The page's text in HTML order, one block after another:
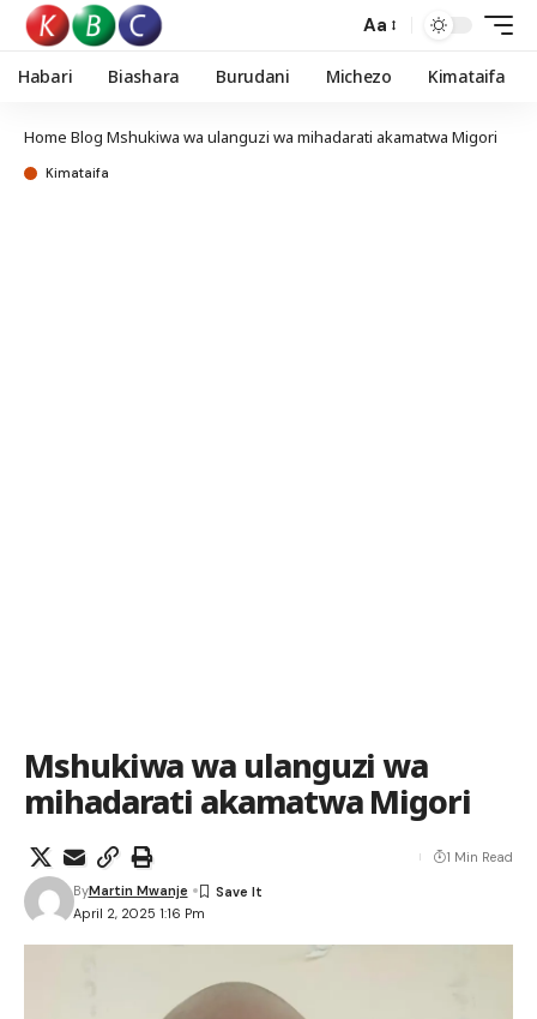
Aa
Habari Biashara Burudani Michezo Kimataifa
Home Blog Mshukiwa wa ulanguzi wa mihadarati akamatwa Migori
Kimataifa
Mshukiwa wa ulanguzi wa
mihadarati akamatwa Migori
April 2, 2025 1:16 Pm
ByMartin Mwanje
1 Min Read